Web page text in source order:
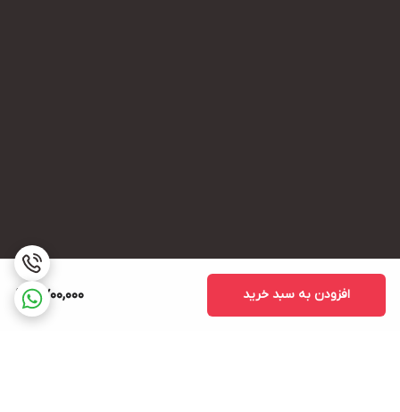
2,700,000 افزودن به سبد خرید